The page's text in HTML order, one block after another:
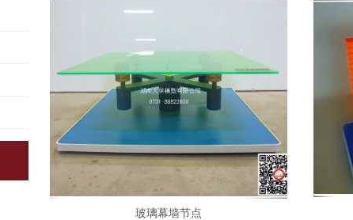
玻璃幕墙节点